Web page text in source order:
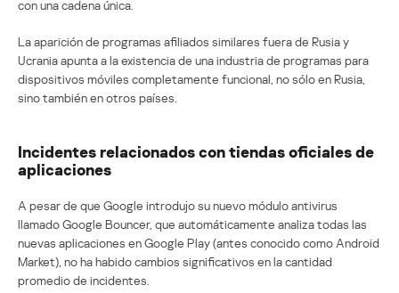
con una cadena única.
La aparición de programas afiliados similares fuera de Rusia y
Ucrania apunta a la existencia de una industria de programas para
dispositivos móviles completamente funcional, no sólo en Rusia,
sino también en otros países.
Incidentes relacionados con tiendas oficiales de
aplicaciones
A pesar de que Google introdujo su nuevo módulo antivirus
llamado Google Bouncer, que automáticamente analiza todas las
nuevas aplicaciones en Google Play (antes conocido como Android
Market), no ha habido cambios significativos en la cantidad
promedio de incidentes.